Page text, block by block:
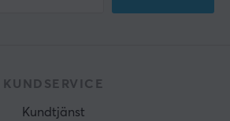
KUNDSERVICE
Kundtjänst